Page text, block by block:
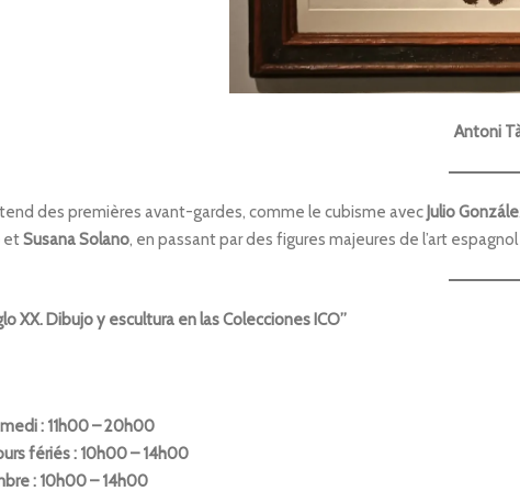
Antoni
des premières avant-gardes, comme le cubisme avec Julio
etSusana Solano, en passant par des figures majeures de l’art
XX. Dibujo y escultura en las Colecciones ICO”
: 11h00 – 20h00
fériés : 10h00 – 14h00
: 10h00 – 14h00